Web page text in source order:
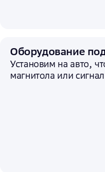
Оборудование
Установим на авто,
магнитола или